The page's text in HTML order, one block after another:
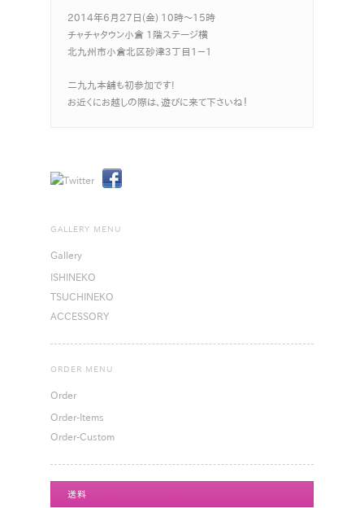
2014年6月27日(金) 10時～15時
チャチャタウン小倉 1階ステージ横
北九州市小倉北区砂津3丁目1－1
二九九本舗も初参加です!
お近くにお越しの際は、遊びに来て下さいね！
GALLERY MENU
Gallery
ISHINEKO
TSUCHINEKO
ACCESSORY
ORDER MENU
Order
Order-Items
Order-Custom
送料